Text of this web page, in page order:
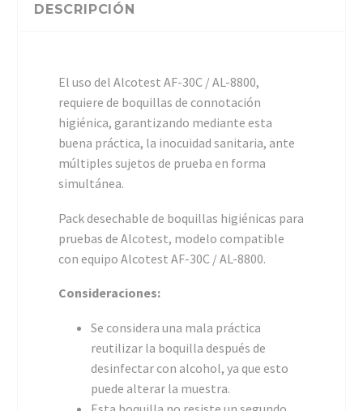
DESCRIPCIÓN
El uso del Alcotest AF-30C / AL-8800,
requiere de boquillas de connotación
higiénica, garantizando mediante esta
buena práctica, la inocuidad sanitaria, ante
múltiples sujetos de prueba en forma
simultánea.
Pack desechable de boquillas higiénicas para
pruebas de Alcotest, modelo compatible
con equipo Alcotest AF-30C / AL-8800.
Consideraciones:
Se considera una mala práctica
reutilizar la boquilla después de
desinfectar con alcohol, ya que esto
puede alterar la muestra.